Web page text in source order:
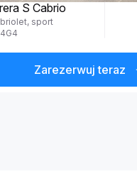
S Cabrio
sport
Zarezerwuj teraz